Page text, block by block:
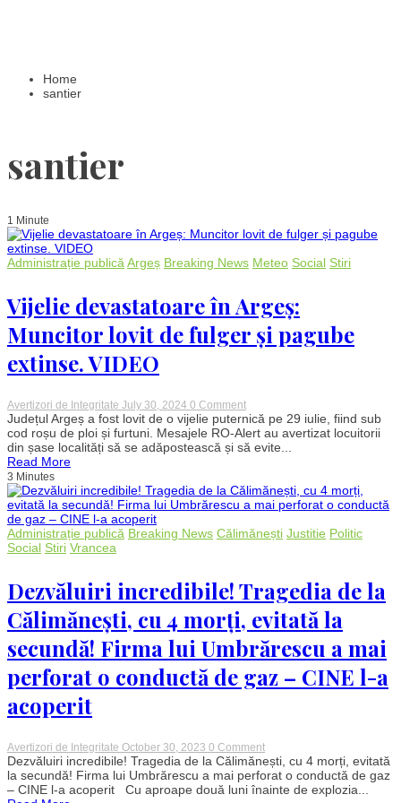
Home
santier
santier
1 Minute
Administrație publicăArgeș Breaking News Meteo Social Stiri
Vijelie devastatoare în Argeș:
Muncitor lovit de fulger și pagube
extinse. VIDEO
Avertizori de Integritate July 30, 2024 0 Commenton
Vijelie
devastatoare
în
Argeș:
de
fulger
pagube
extinse.
Județul Argeș a fost lovit de o vijelie puternică pe 29 iulie, fiind sub
cod roșu de ploi și furtuni. Mesajele RO-Alert au avertizat locuitorii
din șase localități să se adăpostească și să evite...
Read More
3 Minutes
Administrație publică Breaking News Călimănești Justitie Politic
Social Stiri Vrancea
Dezvăluiri incredibile! Tragedia de la
Călimănești, cu 4 morți, evitată la
secundă! Firma lui Umbrărescu a mai
perforat o conductă de gaz – CINE l-a
acoperit
Avertizori de Integritate October 30, 2023 0 Commenton
Dezvăluiri
incredibile!
Tragedia
de
Dezvăluiri incredibile! Tragedia de la Călimănești, cu 4 morți, evitată
la secundă! Firma lui Umbrărescu a mai perforat o conductă de gaz
– CINE l-a acoperit Cu aproape două luni înainte de explozia...